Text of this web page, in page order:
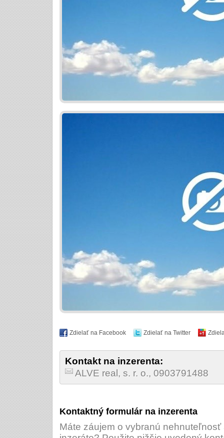
Zdielať na Facebook Zdielať na Twitter
Kontakt na inzerenta:
ALVE real, s. r. o., 0903791488
Kontaktný formulár na inzerenta
Máte záujem o vybranú